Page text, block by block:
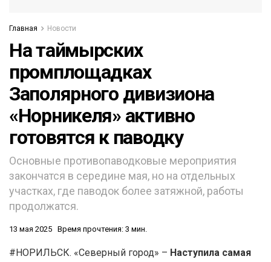
Главная Новости
На таймырских
промплощадках
Заполярного дивизиона
«Норникеля» активно
готовятся к паводку
Основные противопаводковые мероприятия
закончатся в середине мая, но на отдельных
участках, где паводок более затяжной, работы
продолжатся.
13 мая 2025 Время прочтения: 3 мин.
#НОРИЛЬСК. «Северный город» – Наступила самая